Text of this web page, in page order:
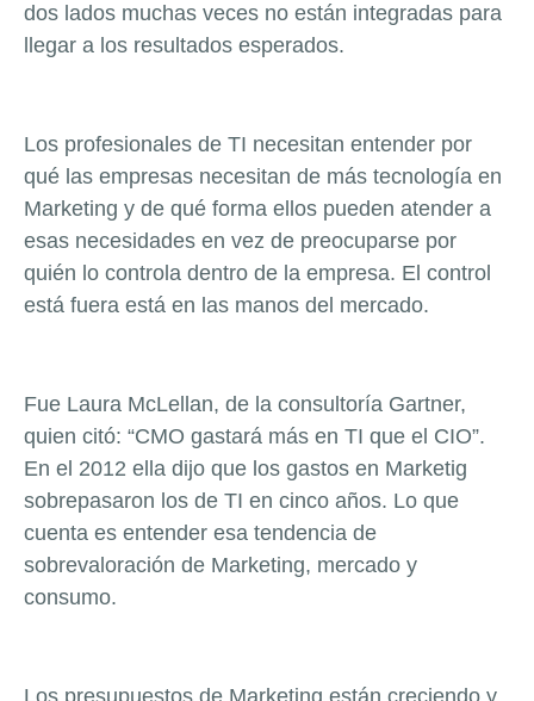
dos lados muchas veces no están integradas para
llegar a los resultados esperados.
Los profesionales de TI necesitan entender por
qué las empresas necesitan de más tecnología en
Marketing y de qué forma ellos pueden atender a
esas necesidades en vez de preocuparse por
quién lo controla dentro de la empresa. El control
está fuera está en las manos del mercado.
Fue Laura McLellan, de la consultoría Gartner,
quien citó: “CMO gastará más en TI que el CIO”.
En el 2012 ella dijo que los gastos en Marketig
sobrepasaron los de TI en cinco años. Lo que
cuenta es entender esa tendencia de
sobrevaloración de Marketing, mercado y
consumo.
Los presupuestos de Marketing están creciendo y